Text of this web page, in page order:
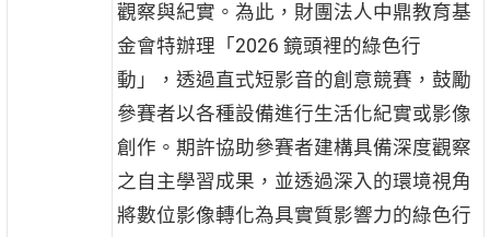
觀察與紀實。為此，財團法人中鼎教育基
金會特辦理「2026 鏡頭裡的綠色行
動」，透過直式短影音的創意競賽，鼓勵
參賽者以各種設備進行生活化紀實或影像
創作。期許協助參賽者建構具備深度觀察
之自主學習成果，並透過深入的環境視角
將數位影像轉化為具實質影響力的綠色行